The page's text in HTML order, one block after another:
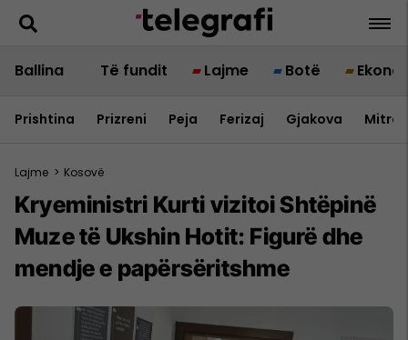
Ballina Të fundit Lajme Botë
Prishtina Prizreni Peja Ferizaj Gjakova
Lajme > Kosovë
Kryeministri Kurti vizitoi Shtëpinë
Muze të Ukshin Hotit: Figurë dhe
mendje e papërsëritshme